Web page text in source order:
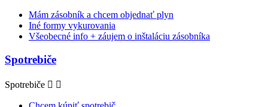
Mám zásobník a chcem objednať plyn
Iné formy vykurovania
Všeobecné info + záujem o inštaláciu zásobníka
Spotrebiče
Spotrebiče  